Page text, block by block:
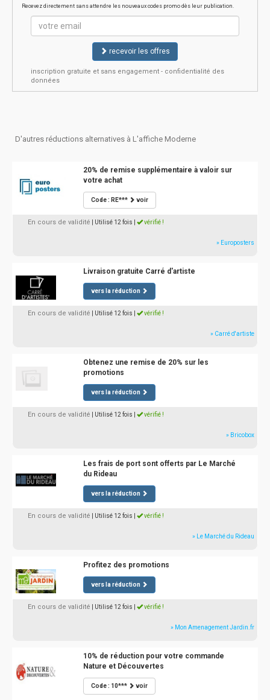
Recevez directement sans attendre les nouveaux codes promo dès leur publication.
recevoir les offres
inscription gratuite et sans engagement - confidentialité des
données
D'autres réductions alternatives à L'affiche Moderne
20% de remise supplémentaire à valoir sur
votre achat
Code : RE*** voir
En cours de validité | Utilisé 12 fois vérifié !
» Europosters
Livraison gratuite Carré d'artiste
vers la réduction
En cours de validité | Utilisé 12 fois vérifié !
» Carré d'artiste
Obtenez une remise de 20% sur les
promotions
vers la réduction
En cours de validité | Utilisé 12 fois vérifié !
» Bricobox
Les frais de port sont offerts par Le Marché
du Rideau
vers la réduction
En cours de validité | Utilisé 12 fois vérifié !
» Le Marché du Rideau
Profitez des promotions
vers la réduction
En cours de validité | Utilisé 12 fois vérifié !
» Mon Amenagement Jardin.fr
10% de réduction pour votre commande
Nature et Découvertes
Code : 10*** voir